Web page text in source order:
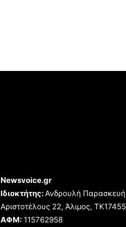
Newsvoice.gr
Ιδιοκτήτης:Ανδρουλή Παρασκευή
Αριστοτέλους 22, Άλιμος, TK17455
ΑΦΜ: 115762958